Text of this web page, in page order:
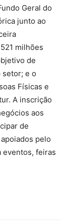
Geral do
junto ao
milhões
de
e o
Físicas e
A inscrição
aos
de
pelo
eventos, feiras